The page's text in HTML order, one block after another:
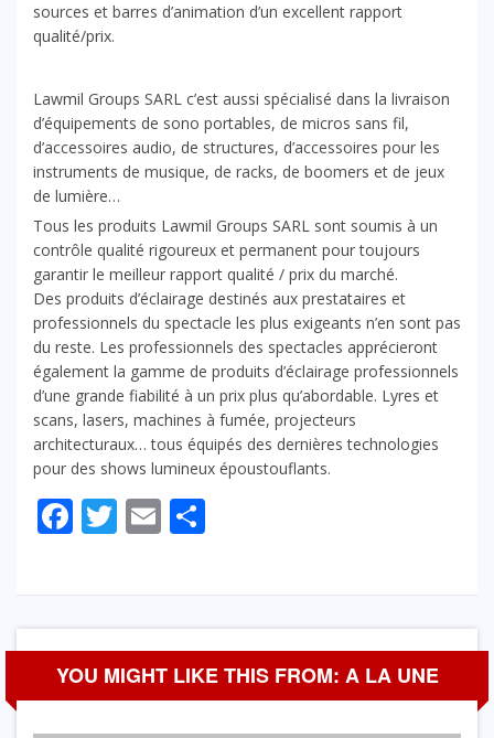
sources et barres d’animation d’un excellent rapport
qualité/prix.
Lawmil Groups SARL c’est aussi spécialisé dans la livraison
d’équipements de sono portables, de micros sans fil,
d’accessoires audio, de structures, d’accessoires pour les
instruments de musique, de racks, de boomers et de jeux
de lumière…
Tous les produits Lawmil Groups SARL sont soumis à un
contrôle qualité rigoureux et permanent pour toujours
garantir le meilleur rapport qualité / prix du marché.
Des produits d’éclairage destinés aux prestataires et
professionnels du spectacle les plus exigeants n’en sont pas
du reste. Les professionnels des spectacles apprécieront
également la gamme de produits d’éclairage professionnels
d’une grande fiabilité à un prix plus qu’abordable. Lyres et
scans, lasers, machines à fumée, projecteurs
architecturaux… tous équipés des dernières technologies
pour des shows lumineux époustouflants.
Facebook
Twitter
Email
YOU MIGHT LIKE THIS FROM: A LA UNE